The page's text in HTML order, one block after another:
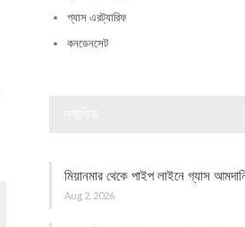
গ্যাস এরট্যারিফ
কনডেনসেট
মিয়ানমার থেকে পাইপ লাইনে গ্যাস
Aug 2, 2026